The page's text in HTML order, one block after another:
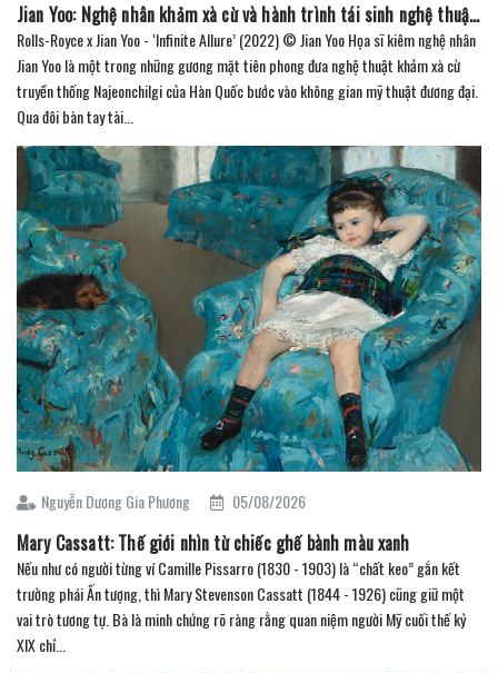
Jian Yoo: Nghệ nhân khảm xà cừ và hành trình tái sinh nghệ thuật truyền thống Hàn Quốc
Rolls-Royce x Jian Yoo - ‘Infinite Allure’ (2022) © Jian Yoo Họa sĩ kiêm nghệ nhân
Jian Yoo là một trong những gương mặt tiên phong đưa nghệ thuật khảm xà cừ
truyền thống Najeonchilgi của Hàn Quốc bước vào không gian mỹ thuật đương đại.
Qua đôi bàn tay tài...
Nguyễn Dương Gia Phương 05/08/2026
Mary Cassatt: Thế giới nhìn từ chiếc ghế bành màu xanh
Nếu như có người từng ví Camille Pissarro (1830 - 1903) là “chất keo” gắn kết
trường phái Ấn tượng, thì Mary Stevenson Cassatt (1844 - 1926) cũng giữ một
vai trò tương tự. Bà là minh chứng rõ ràng rằng quan niệm người Mỹ cuối thế kỷ
XIX chỉ...